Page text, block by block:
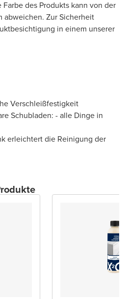
des Produkts kann von der
abweichen. Zur Sicherheit
in einem unserer
Verschleißfestigkeit
Schubladen: - alle Dinge in
erleichtert die Reinigung der